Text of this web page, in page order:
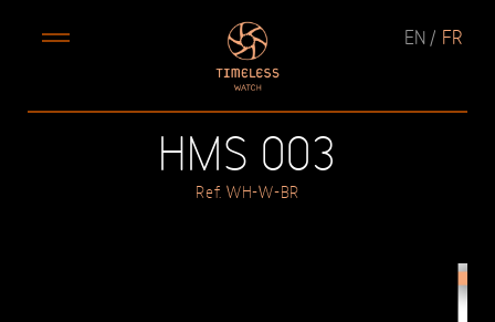
EN FR
HMS 003
Ref. WH-W-BR